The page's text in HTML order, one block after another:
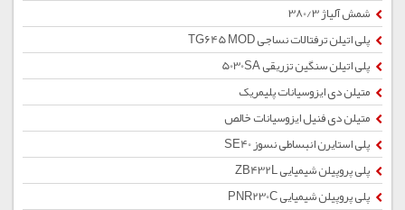
شمش آلیاژ 380/3
پلی اتیلن ترفتالات نساجی TG645 MOD
پلی اتیلن سنگین تزریقی 5030SA
متیلن دی ایزوسیانات پلیمریک
متیلن دی فنیل ایزوسیانات خالص
پلی استایرن انبساطی نسوز SE40
پلی پروپیلن شیمیایی ZB432L
پلی پروپیلن شیمیایی PNR230C